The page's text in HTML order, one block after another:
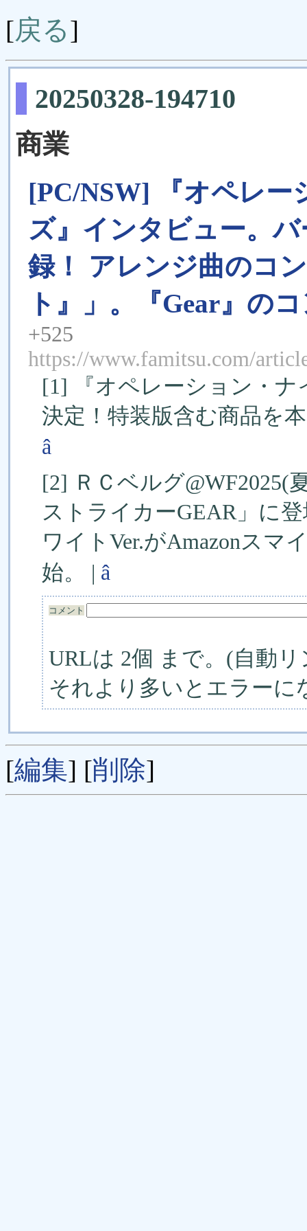
[戻る]
20250328-194710
商業
[PC/NSW] 『オペレ
ズ』インタビュー。
録！ アレンジ曲のコ
ト』」。『Gear』の
+525
https://www.famitsu.com/
[1] 『オペレーション・ナ
決定！特装版含む商品を
â
[2] ＲＣベルグ@WF2025(
ストライカーGEAR」に
ワイトVer.がAmazonスマ
始。 | â
コメント
URLは 2個 まで。(自動リ
それより多いとエラーに
[編集] [削除]